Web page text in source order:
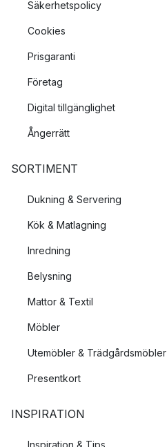
Säkerhetspolicy
Cookies
Prisgaranti
Företag
Digital tillgänglighet
Ångerrätt
SORTIMENT
Dukning & Servering
Kök & Matlagning
Inredning
Belysning
Mattor & Textil
Möbler
Utemöbler & Trädgårdsmöbler
Presentkort
INSPIRATION
Inspiration & Tips